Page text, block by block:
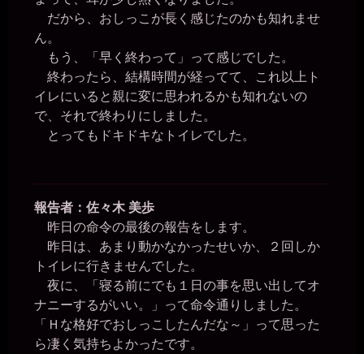
だから、おしっこが長く感じたのかも知れませ
ん。
もう、「早く終わって」って感じでした。
終わったら、結構時間が経ってて、これ以上ト
イレにいると親に変に思われるかも知れないの
で、それで終わりにしました。
とってもドキドキなトイレでした。
報告者：佐々木 美歩
昨日の命令の最後の報告をします。
昨日は、あまり動かなかったせいか、２回しか
トイレに行きませんでした。
夜に、「寝る前にでも１日の事を思い出してオ
ナニーするがいい。」って命令通りしました。
「Ｈな格好でおしっこしたんだな～」って思った
ら凄く気持ちよかったです。